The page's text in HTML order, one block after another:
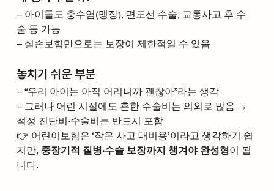
– 아이들도 충수염(맹장), 편도선 수술, 교통사고 후 수
술 등 가능
– 실손보험만으로는 보장이 제한적일 수 있음
놓치기 쉬운 부분
– “우리 아이는 아직 어리니까 괜찮아”라는 생각
– 그러나 어린 시절에도 흔한 수술비는 의외로 많음 →
적정 진단비·수술비는 반드시 포함
👉 어린이보험은 ‘작은 사고 대비용’이라고 생각하기 쉽
지만, 중장기적 질병·수술 보장까지 챙겨야 완성형이 됩
니다.